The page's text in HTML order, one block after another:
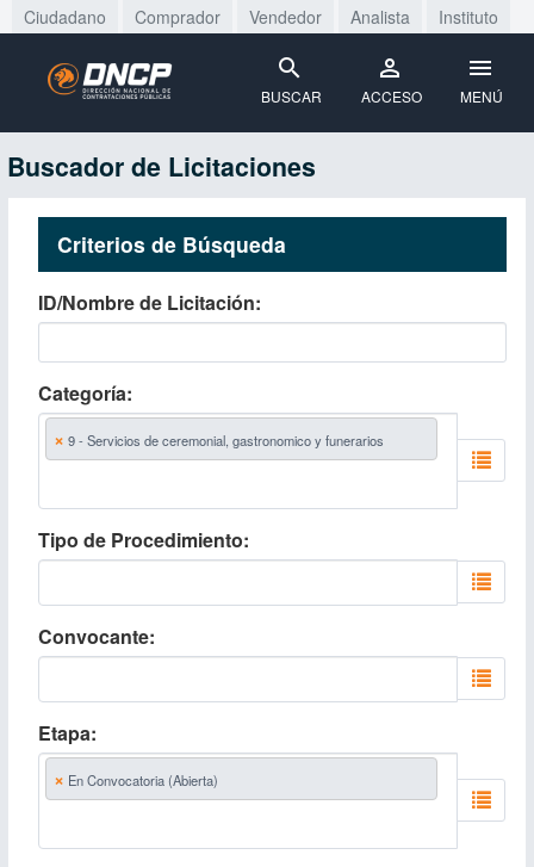
Ciudadano Comprador Vendedor Analista Instituto
BUSCAR ACCESO MENÚ
Buscador de Licitaciones
Criterios de Búsqueda
ID/Nombre de Licitación
Categoría
× 9 - Servicios de ceremonial, gastronomico y funerarios
Tipo de Procedimiento
Convocante
Etapa
× En Convocatoria (Abierta)